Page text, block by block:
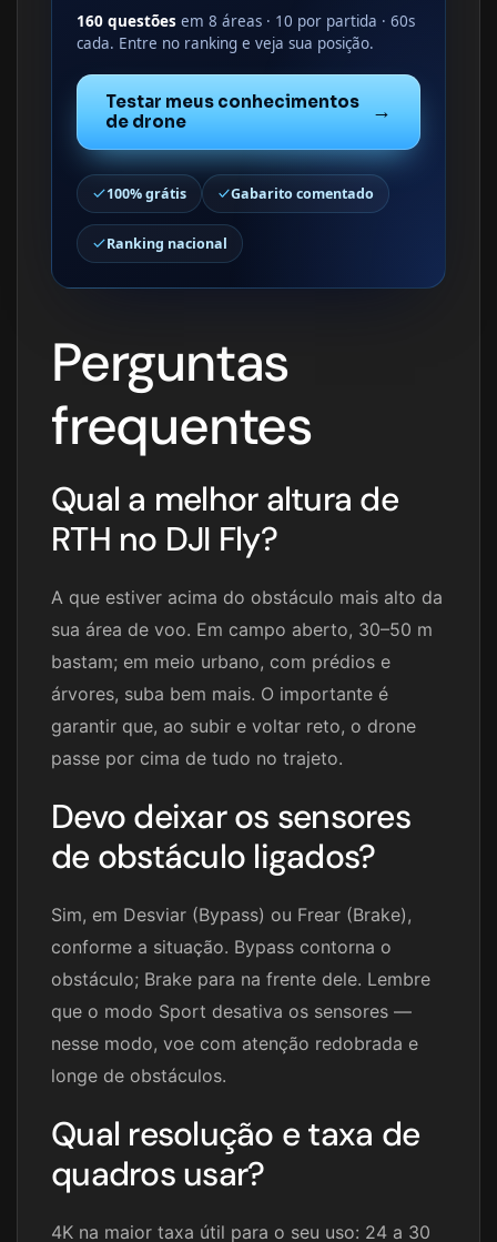
160 questões em 8 áreas · 10 por partida · 60s
cada. Entre no ranking e veja sua posição.
Testar meus conhecimentos
de drone
→
100% grátis Gabarito comentado
Ranking nacional
Perguntas
frequentes
Qual a melhor altura de
RTH no DJI Fly?
A que estiver acima do obstáculo mais alto da
sua área de voo. Em campo aberto, 30–50 m
bastam; em meio urbano, com prédios e
árvores, suba bem mais. O importante é
garantir que, ao subir e voltar reto, o drone
passe por cima de tudo no trajeto.
Devo deixar os sensores
de obstáculo ligados?
Sim, em Desviar (Bypass) ou Frear (Brake),
conforme a situação. Bypass contorna o
obstáculo; Brake para na frente dele. Lembre
que o modo Sport desativa os sensores —
nesse modo, voe com atenção redobrada e
longe de obstáculos.
Qual resolução e taxa de
quadros usar?
4K na maior taxa útil para o seu uso: 24 a 30